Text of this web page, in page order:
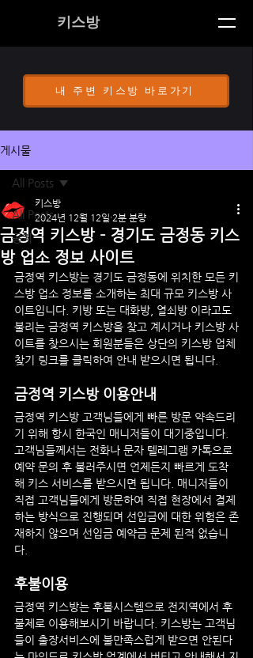
키스방
내 주변 키스방 바로가기
게시물
All Posts
공지
All Posts
금정역 키스방 - 경기도 금정동 키스
방 업소 정보 사이트
키스방
2024년 12월 12일 2분 분량
금정역 키스방는 경기도 금정동에 위치한 모든 키
스방 업소 정보를 소개하는 최대 규모 키스방 사
이트입니다. 키방 또는 대화방, 열쇠방 이라고도
불리는 금정역 키스방을 찾고 계시거나 키스방 사
이트를 찾으시는 회원분들은 상단의 키스방 업체
찾기 링크를 클릭하여 안내 받으시면 됩니다.
금정역 키스방 이용안내
금정역 키스방 고객님들에게 빠른 방문 약속드리
기 위해 항시 한국인 매니저들이 대기중입니다.
고객님들께서는 전화나 문자 텔레그램 카톡으로
예약 문의 후 불러주시면 언제든지 빠르게 도착
해 키스 서비스를 받으시면 됩니다. 매니저들이
직접 고객님들에게 방문하여 직접 현장에서 결제
하는 방식으로 진행되며 선입금에 대한 위험은 존
재하지 않으며 선입금 예약금 문제 된적 없습니
다.
후불이용
금정역 키스방는 후불시스템으로 전지역에서 후
불제로 이용해보시기 바랍니다. 키스방는 고객님
들이 출장서비스에 불만족스럽게 받으면 안된다